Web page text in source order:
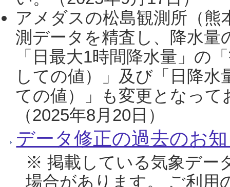
アメダスの松島観測所（熊
測データを精査し、降水
「日最大1時間降水量」の
しての値）」及び「日降
ての値）」も変更となっ
（2025年8月20日）
データ修正の過去のお
※ 掲載している気象デー
場合があります。 ご利用